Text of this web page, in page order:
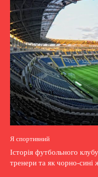
Я спортивний
Історія футбольного
тренери та як чорно-сині